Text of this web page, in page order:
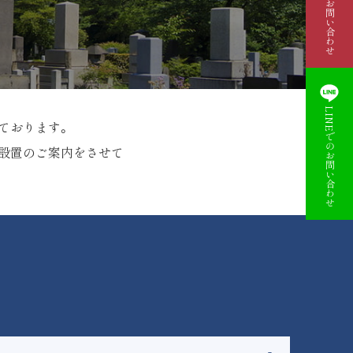
おります。
置のご案内をさせて
LINEでのお問い合わせ